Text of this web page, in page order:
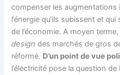
compenser les
l’énergie qu’ils subissent et
de l’économie. A moyen
design des marchés de gros
réformé. D’un point de vue
l’électricité pose la question de